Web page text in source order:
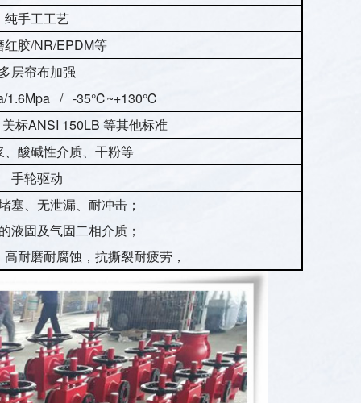
纯手工工艺
红胶/NR/EPDM等
层帘布加强
1.6Mpa / -35℃~+130℃
标ANSI 150LB 等其他标准
酸碱性介质、干粉等
手轮驱动
塞、无泄漏、耐冲击；
液固及气固二相介质；
耐磨耐腐蚀，抗撕裂耐疲劳，